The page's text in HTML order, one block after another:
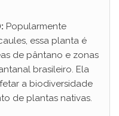
Popularmente
essa planta é
de pântano e zonas
brasileiro. Ela
a biodiversidade
de plantas nativas.